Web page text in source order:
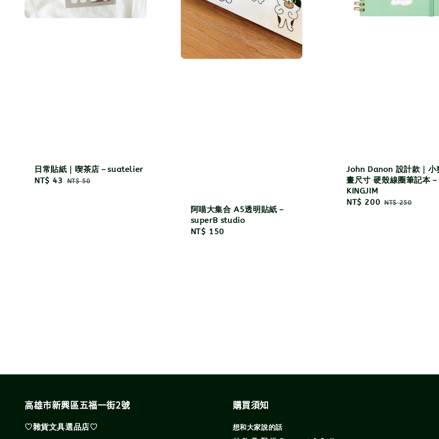
日常貼紙｜喫茶店－suatelier
Sale
NT$ 43 Regular
NT$ 50
阿喵大集合 A5透明貼紙－
superB studio
Regular
NT$ 150
John Danon 設計款｜小
畫尺寸 硬殼線圈筆記本－
KINGJIM
Sale
NT$ 200 Regular
NT$ 250
高雄市新興區五福一街2號
♡雜貨文具選品店♡
購買須知
想和大家說的話